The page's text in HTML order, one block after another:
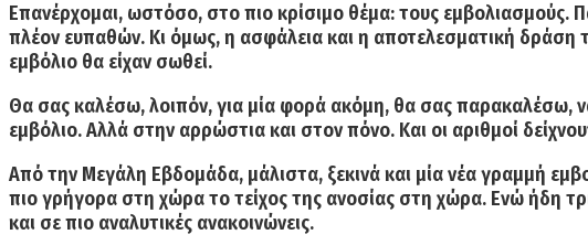
Επανέρχομαι, ωστόσο, στο πιο κρίσιμο θέμα: τους
πλέον ευπαθών. Κι όμως, η ασφάλεια και η αποτελεσματική δράση
εμβόλιο θα είχαν σωθεί.
Θα σας καλέσω, λοιπόν, για μία φορά ακόμη, θα σας παρακαλέσω,
εμβόλιο. Αλλά στην αρρώστια και στον πόνο. Και οι αριθμοί
Από την Μεγάλη Εβδομάδα, μάλιστα, ξεκινά και μία νέα γραμμή
πιο γρήγορα στη χώρα το τείχος της ανοσίας στη χώρα. Ενώ ήδη
και σε πιο αναλυτικές ανακοινώνεις.